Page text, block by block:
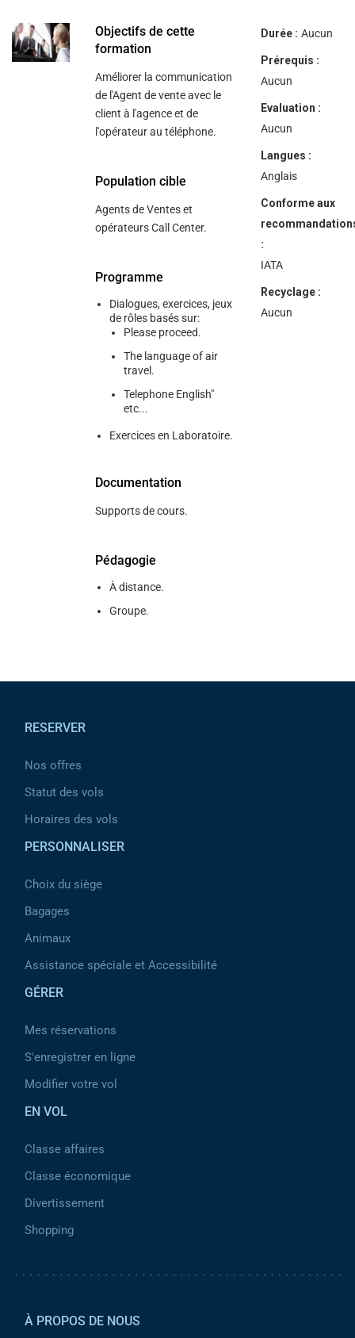
navigate
and
interact
Objectifs de cette
formation
Améliorer la communication
de l'Agent de vente avec le
client à l'agence et de
l'opérateur au téléphone.
Population cible
Agents de Ventes et
opérateurs Call Center.
Programme
Dialogues, exercices, jeux
de rôles basés sur:
Please proceed.
The language of air
travel.
Telephone English"
etc...
Exercices en Laboratoire.
Documentation
Supports de cours.
Pédagogie
À distance.
Groupe.
Durée : Aucun
Prérequis :
Aucun
Evaluation :
Aucun
Langues :
Anglais
Conforme aux
:
IATA
Recyclage :
Aucun
RESERVER
Nos offres
Statut des vols
Horaires des vols
PERSONNALISER
Choix du siège
Bagages
Animaux
Assistance spéciale et Accessibilité
GÉRER
Mes réservations
S'enregistrer en ligne
Modifier votre vol
EN VOL
Classe affaires
Classe économique
Divertissement
Shopping
À PROPOS DE NOUS